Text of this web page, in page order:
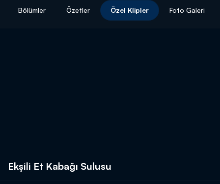
Bölümler Özetler Özel Klipler Foto Galeri
Ekşili Et Kabağı Sulusu